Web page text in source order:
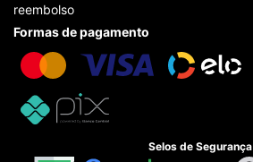
reembolso
Formas de pagamento
Selos de Segurança